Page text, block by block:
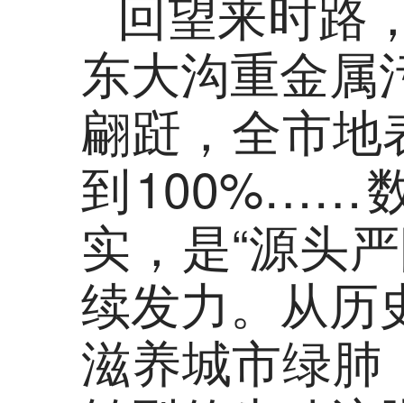
东大沟重金属
翩跹，全市
到100%……
实，是“源头
续发力。从历
滋养城市绿肺